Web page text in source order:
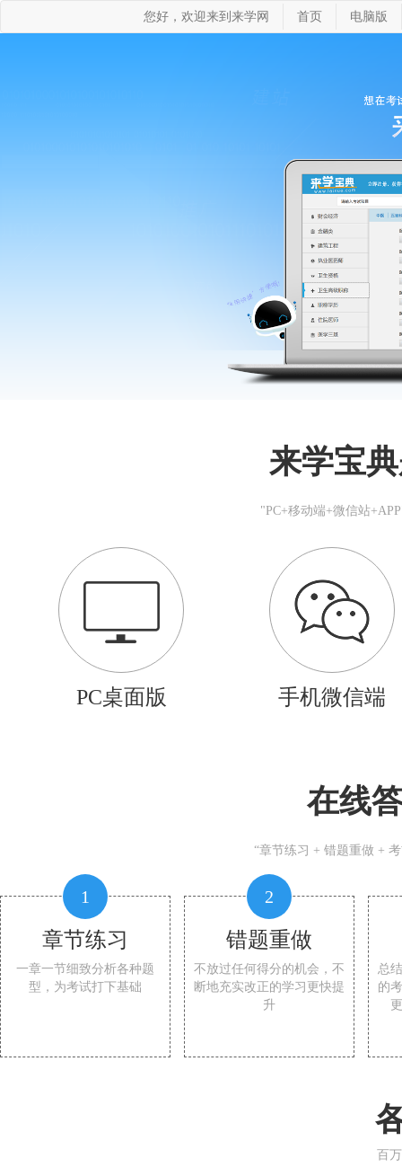
您好，欢迎来到来学网 首页 电脑版
来学宝
"PC+移动端+微信站
PC桌面版 手机微信端
在线
“章节练习 + 错题重做 +
1
章节练习
一章一节细致分析各种题
型，为考试打下基础
2
错题重做
不放过任何得分的机会，不
断地充实改正的学习更快提
升
总
的
百